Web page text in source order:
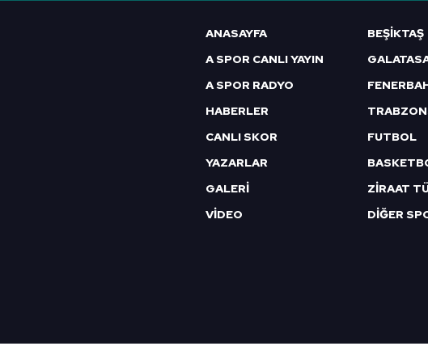
mevzuata uygun olarak kullanılan
ANASAYFA
A SPOR CANLI YAYIN
A SPOR RADYO
HABERLER
CANLI SKOR
YAZARLAR
GALERİ
VİDEO
BEŞİKTAŞ
FUTBOL
DİĞER